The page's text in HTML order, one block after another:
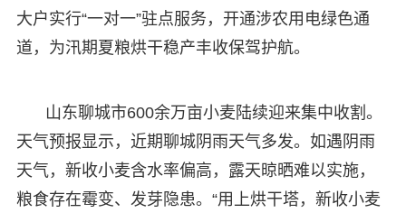
大户实行“一对一”驻点服务，开通涉农用电绿色通
道，为汛期夏粮烘干稳产丰收保驾护航。
山东聊城市600余万亩小麦陆续迎来集中收割。
天气预报显示，近期聊城阴雨天气多发。如遇阴雨
天气，新收小麦含水率偏高，露天晾晒难以实施，
粮食存在霉变、发芽隐患。“用上烘干塔，新收小麦